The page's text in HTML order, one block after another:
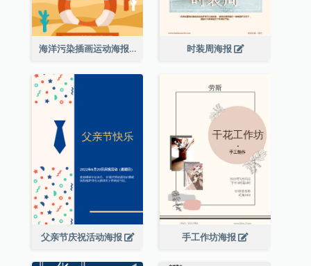
海洋污染插画运动海报 时装周海报
父亲节庆祝活动海报 手工作坊海报